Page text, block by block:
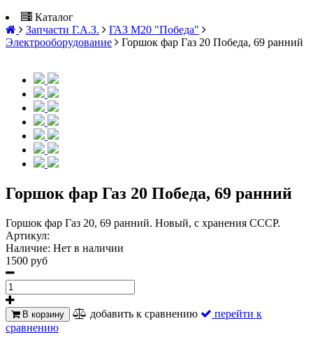
Каталог
Запчасти Г.А.З.
ГАЗ М20 "Победа"
Электрооборудование
Горшок фар Газ 20 Победа, 69 ранний
Горшок фар Газ 20 Победа, 69 ранний
Горшок фар Газ 20, 69 ранний. Новый, с хранения СССР.
Артикул:
Наличие: Нет в наличии
1500 руб
В корзину добавить к сравнению
перейти к
сравнению